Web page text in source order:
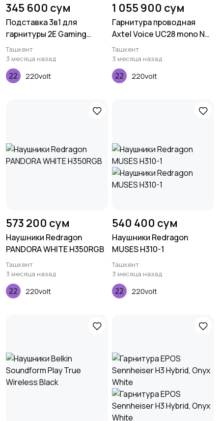
345 600 сум
Подставка 3в1 для
гарнитуры 2E Gaming
GST320 RGB 7.1 USB Black
Ташкент
3 месяца назад
220volt
1 055 900 сум
Гарнитура проводная
Axtel Voice UC28 mono NC
(USB)
Ташкент
3 месяца назад
220volt
573 200 сум
Наушники Redragon
PANDORA WHITE H350RGB
Ташкент
3 месяца назад
220volt
540 400 сум
Наушники Redragon
MUSES H310-1
Ташкент
3 месяца назад
220volt